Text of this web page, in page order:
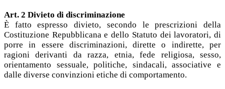
Art. 2 Divieto di discriminazione
È fatto espresso divieto, secondo le prescrizioni della
Costituzione Repubblicana e dello Statuto dei lavoratori, di
porre in essere discriminazioni, dirette o indirette, per
ragioni derivanti da razza, etnia, fede religiosa, sesso,
orientamento sessuale, politiche, sindacali, associative e
dalle diverse convinzioni etiche di comportamento.